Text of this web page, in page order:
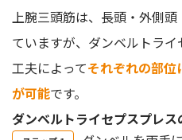
上腕三頭筋は、長頭・外側
ていますが、ダンベルトラ
工夫によってそれぞれの部位
が可能です。
ダンベルトライセプスプレス